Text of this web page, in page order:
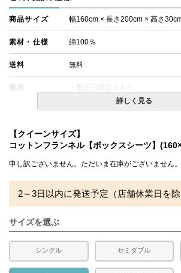
商品サイズ 幅160cm × 長さ200cm × 高さ
素材・仕様 綿100％
送料 無料
備考
・配達日指定ＯＫ！
※北海道・沖縄・離島等一部地域
発生する場合がございます。また
詳しく見る
【クイーンサイズ】
コットンフランネル【ボックスシーツ】
申し訳ございません。ただいま在庫がございません。
2～3日以内に発送予定（店舗休業日を除
サイズを選ぶ
シングル セミダブル